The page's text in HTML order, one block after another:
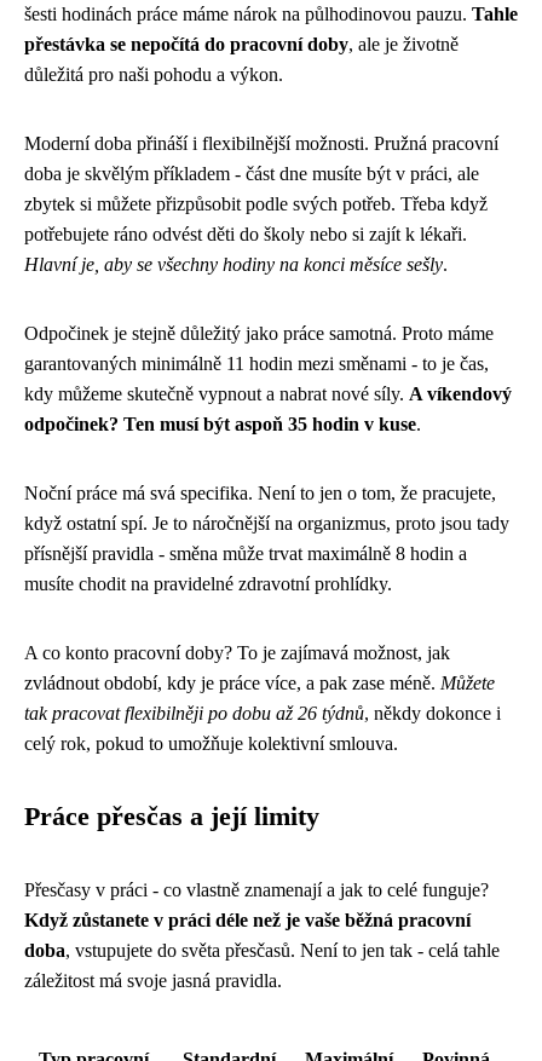
šesti hodinách práce máme nárok na půlhodinovou pauzu. Tahle
přestávka se nepočítá do pracovní doby, ale je životně
důležitá pro naši pohodu a výkon.
Moderní doba přináší i flexibilnější možnosti. Pružná pracovní
doba je skvělým příkladem - část dne musíte být v práci, ale
zbytek si můžete přizpůsobit podle svých potřeb. Třeba když
potřebujete ráno odvést děti do školy nebo si zajít k lékaři.
Hlavní je, aby se všechny hodiny na konci měsíce sešly.
Odpočinek je stejně důležitý jako práce samotná. Proto máme
garantovaných minimálně 11 hodin mezi směnami - to je čas,
kdy můžeme skutečně vypnout a nabrat nové síly. A víkendový
odpočinek? Ten musí být aspoň 35 hodin v kuse.
Noční práce má svá specifika. Není to jen o tom, že pracujete,
když ostatní spí. Je to náročnější na organizmus, proto jsou tady
přísnější pravidla - směna může trvat maximálně 8 hodin a
musíte chodit na pravidelné zdravotní prohlídky.
A co konto pracovní doby? To je zajímavá možnost, jak
zvládnout období, kdy je práce více, a pak zase méně. Můžete
tak pracovat flexibilněji po dobu až 26 týdnů, někdy dokonce i
celý rok, pokud to umožňuje kolektivní smlouva.
Práce přesčas a její limity
Přesčasy v práci - co vlastně znamenají a jak to celé funguje?
Když zůstanete v práci déle než je vaše běžná pracovní
doba, vstupujete do světa přesčasů. Není to jen tak - celá tahle
záležitost má svoje jasná pravidla.